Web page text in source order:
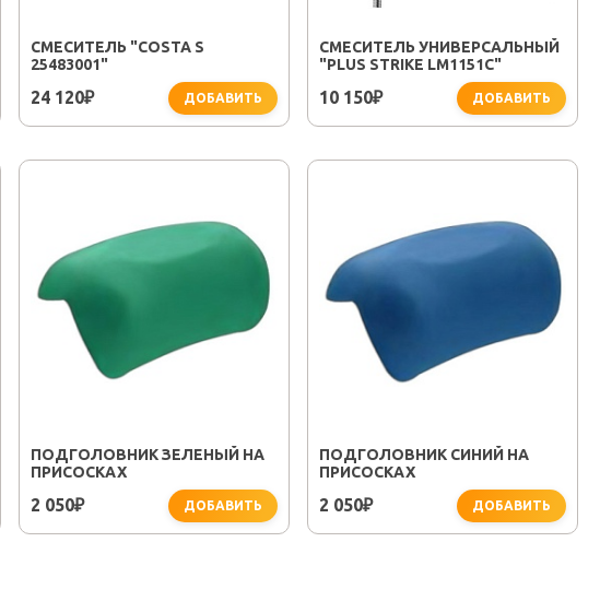
СМЕСИТЕЛЬ "COSTA S
25483001"
24 120₽ ДОБАВИТЬ
СМЕСИТЕЛЬ УНИВЕРСАЛЬНЫЙ
"PLUS STRIKE LM1151C"
10 150₽ ДОБАВИТЬ
ПОДГОЛОВНИК ЗЕЛЕНЫЙ НА
ПРИСОСКАХ
2 050₽ ДОБАВИТЬ
ПОДГОЛОВНИК СИНИЙ НА
ПРИСОСКАХ
2 050₽ ДОБАВИТЬ